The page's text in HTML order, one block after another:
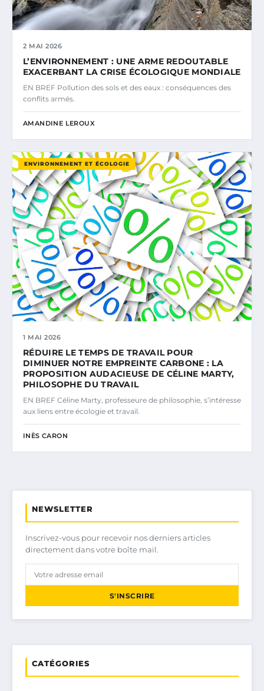
2 MAI 2026
L’ENVIRONNEMENT : UNE ARME REDOUTABLE
EXACERBANT LA CRISE ÉCOLOGIQUE MONDIALE
EN BREF Pollution des sols et des eaux : conséquences des
conflits armés.
AMANDINE LEROUX
ENVIRONNEMENT ET ÉCOLOGIE
1 MAI 2026
RÉDUIRE LE TEMPS DE TRAVAIL POUR
DIMINUER NOTRE EMPREINTE CARBONE : LA
PROPOSITION AUDACIEUSE DE CÉLINE MARTY,
PHILOSOPHE DU TRAVAIL
EN BREF Céline Marty, professeure de philosophie, s’intéresse
aux liens entre écologie et travail.
INÈS CARON
NEWSLETTER
Inscrivez-vous pour recevoir nos derniers articles
directement dans votre boîte mail.
S'INSCRIRE
CATÉGORIES